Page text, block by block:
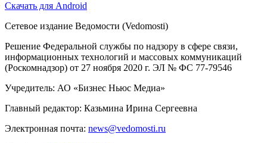
Скачать для Android
Сетевое издание Ведомости (Vedomosti)
Решение Федеральной службы по надзору в сфере связи,
информационных технологий и массовых коммуникаций
(Роскомнадзор) от 27 ноября 2020 г. ЭЛ № ФС 77-79546
Учредитель: АО «Бизнес Ньюс Медиа»
Главный редактор: Казьмина Ирина Сергеевна
Электронная почта: news@vedomosti.ru